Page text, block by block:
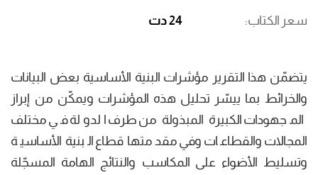
سعر الكتاب 24 دت
يتضمّن هذا التقرير مؤشرات البنية الأساسية بعض البيانات
والخرائط بما ييسّر تحليل هذه المؤشرات ويمكّن من إبراز
المجهودات الكبيرة المبذولة من طرف الدولة في مختلف
المجالات والقطاعات وفي مقدمتها قطاع البنية الأساسية
وتسليط الأضواء على المكاسب والنتائج الهامة المسجّلة